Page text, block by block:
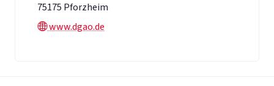
75175 Pforzheim
www.dgao.de